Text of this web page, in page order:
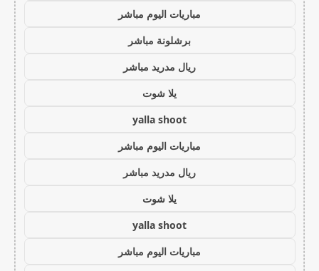
مباريات اليوم مباشر
برشلونة مباشر
ريال مدريد مباشر
يلا شوت
yalla shoot
مباريات اليوم مباشر
ريال مدريد مباشر
يلا شوت
yalla shoot
مباريات اليوم مباشر